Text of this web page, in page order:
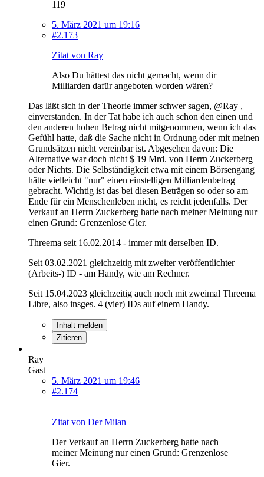
119
5. März 2021 um 19:16
#2.173
Zitat von Ray
Also Du hättest das nicht gemacht, wenn dir
Milliarden dafür angeboten worden wären?
Das läßt sich in der Theorie immer schwer sagen, @Ray ,
einverstanden. In der Tat habe ich auch schon den einen und
den anderen hohen Betrag nicht mitgenommen, wenn ich das
Gefühl hatte, daß die Sache nicht in Ordnung oder mit meinen
Grundsätzen nicht vereinbar ist. Abgesehen davon: Die
Alternative war doch nicht $ 19 Mrd. von Herrn Zuckerberg
oder Nichts. Die Selbständigkeit etwa mit einem Börsengang
hätte vielleicht "nur" einen einstelligen Milliardenbetrag
gebracht. Wichtig ist das bei diesen Beträgen so oder so am
Ende für ein Menschenleben nicht, es reicht jedenfalls. Der
Verkauf an Herrn Zuckerberg hatte nach meiner Meinung nur
einen Grund: Grenzenlose Gier.
Threema seit 16.02.2014 - immer mit derselben ID.
Seit 03.02.2021 gleichzeitig mit zweiter veröffentlichter
(Arbeits-) ID - am Handy, wie am Rechner.
Seit 15.04.2023 gleichzeitig auch noch mit zweimal Threema
Libre, also insges. 4 (vier) IDs auf einem Handy.
Inhalt melden
Zitieren
Ray
Gast
5. März 2021 um 19:46
#2.174
Zitat von Der Milan
Der Verkauf an Herrn Zuckerberg hatte nach
meiner Meinung nur einen Grund: Grenzenlose
Gier.